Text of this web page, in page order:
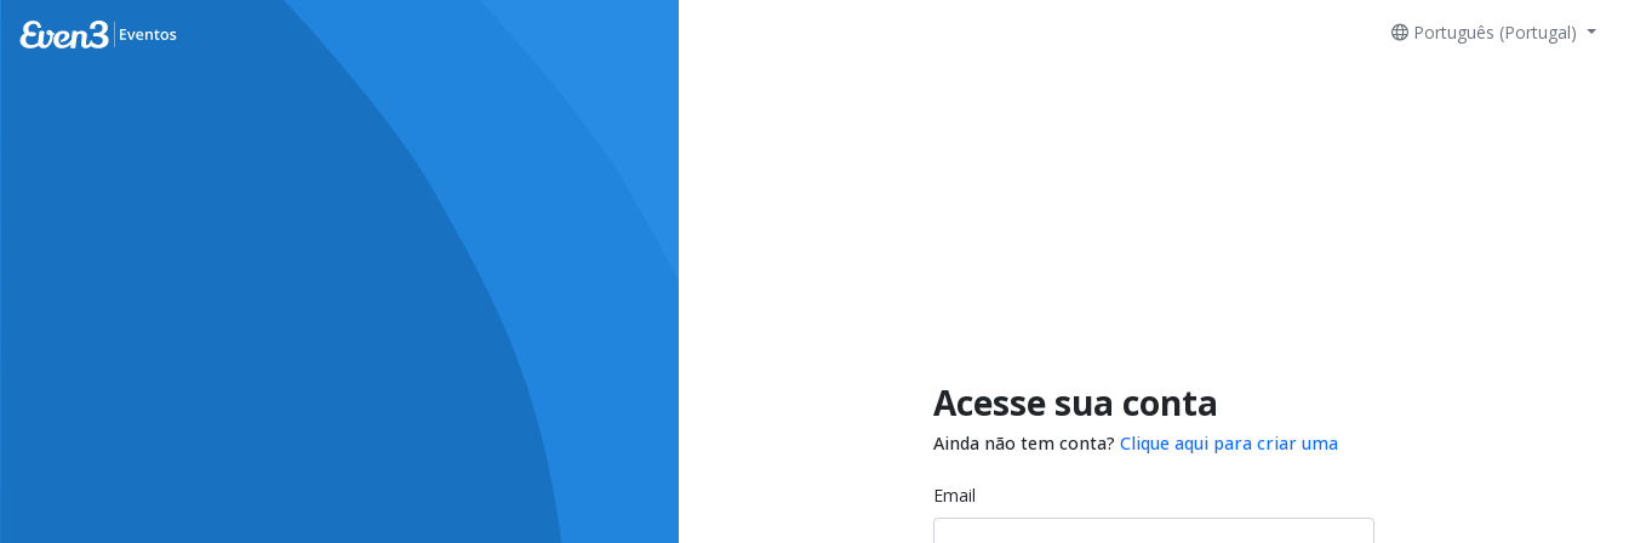
Português (Portugal)
Acesse sua conta
Ainda não tem conta? Clique aqui para criar uma
Email